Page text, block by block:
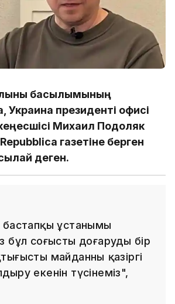
басылымының
Украина президенті офисі
Михаил Подоляк
газетіне берген
деген.
бастапқы ұстанымы
бұл соғысты доғарудың бір
майданның қазіргі
екенін түсінеміз",